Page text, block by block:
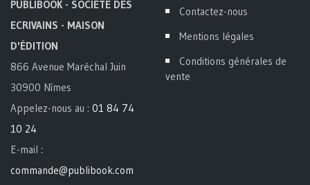
PUBLIBOOK - SOCIETÉ DES
ECRIVAINS - MAISON
D'ÉDITION
866 Avenue Maréchal Juin
30900 Nîmes
Appelez-nous au : 01 84 74
10 24
E-mail :
commande@publibook.com
Contactez-nous
Mentions légales
Conditions générales de
vente